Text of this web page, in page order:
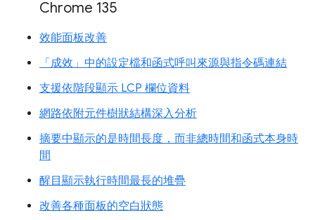
Chrome 135
效能面板改善
「成效」中的設定檔和函式呼叫來源與指令碼連結
支援依階段顯示 LCP 欄位資料
網路依附元件樹狀結構深入分析
摘要中顯示的是時間長度，而非總時間和函式本身時
間
醒目顯示執行時間最長的堆疊
改善各種面板的空白狀態